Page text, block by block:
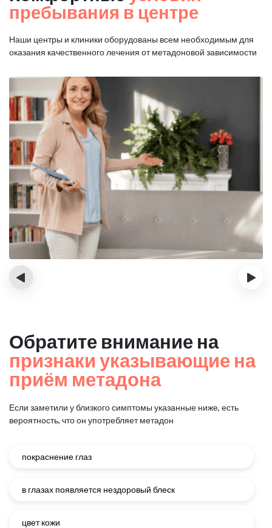
пребывания в центре
Наши центры и клиники оборудованы всем необходимым для
оказания качественного лечения от метадоновой зависимости
‹ ›
Обратите внимание на
признаки указывающие на
приём метадона
Если заметили у близкого симптомы указанные ниже, есть
вероятность, что он употребляет метадон
покраснение глаз
в глазах появляется нездоровый блеск
цвет кожи